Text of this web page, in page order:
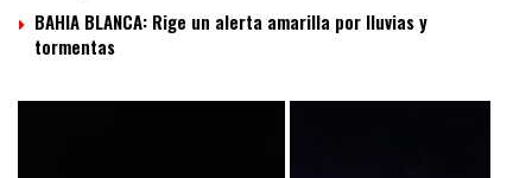
BAHIA BLANCA: Rige un alerta amarilla por lluvias y
tormentas